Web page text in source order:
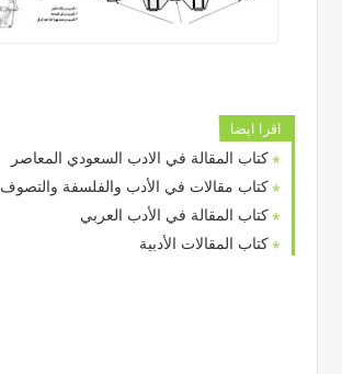
اقرا ايضا
كتاب المقالة في الادب السعودي المعاصر
كتاب مقالات في الأدب والفلسفة والتصوف
كتاب المقالة في الأدب العربي
كتاب المقالات الأدبية